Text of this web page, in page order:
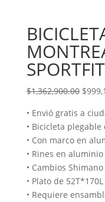
$1,362,900.00 El
era:
$
• Envió gratis a
• Bicicleta plegable
• Con marco en
• Rines en aluminio
• Cambios
• Plato de 52T*170L
• Requiere